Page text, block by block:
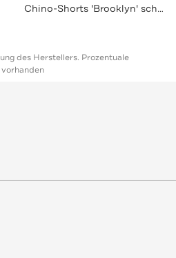
Chino-Shorts 'Brooklyn' schwarz
des Herstellers. Prozentuale
vorhanden